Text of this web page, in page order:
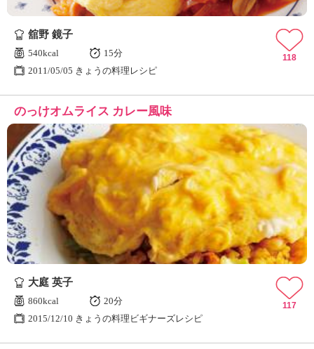
舘野 鏡子
540kcal
15分
2011/05/05 きょうの料理レシピ
118
のっけオムライス カレー風味
大庭 英子
860kcal
20分
2015/12/10 きょうの料理ビギナーズレシピ
117